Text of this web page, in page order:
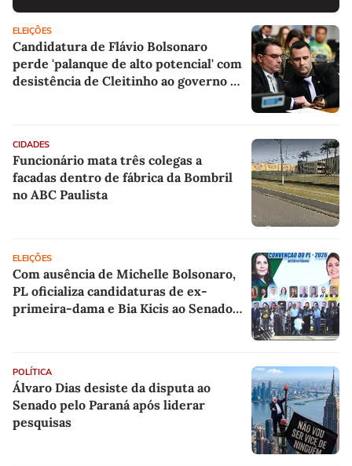
ELEIÇÕES
Candidatura de Flávio Bolsonaro
perde 'palanque de alto potencial' com
desistência de Cleitinho ao governo de
CIDADES
Funcionário mata três colegas a
facadas dentro de fábrica da Bombril
no ABC Paulista
ELEIÇÕES
Com ausência de Michelle Bolsonaro,
PL oficializa candidaturas de ex-
primeira-dama e Bia Kicis ao Senado
POLÍTICA
Álvaro Dias desiste da disputa ao
Senado pelo Paraná após liderar
pesquisas